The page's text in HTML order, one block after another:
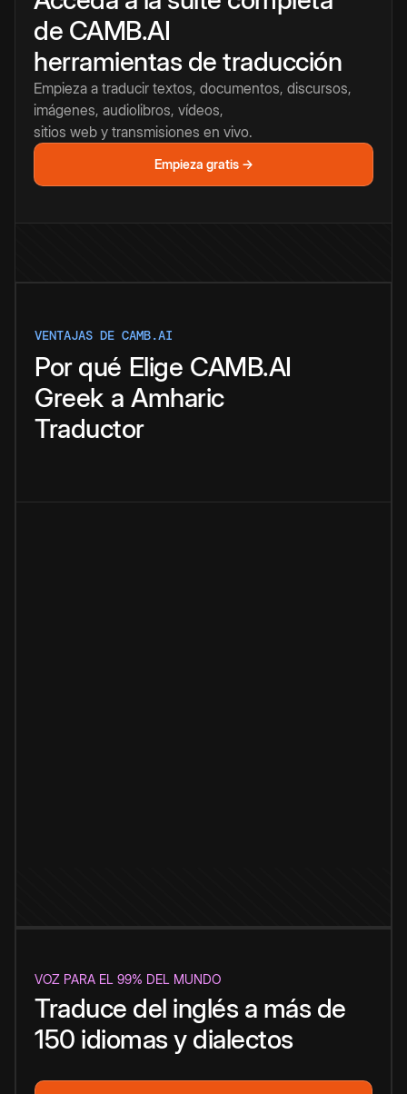
de CAMB.AI
herramientas de traducción
Empieza a traducir textos, documentos, discursos,
imágenes, audiolibros, vídeos,
sitios web y transmisiones en vivo.
Empieza gratis →
VENTAJAS DE CAMB.AI
Por qué Elige CAMB.AI
Greek a Amharic
Traductor
VOZ PARA EL 99% DEL MUNDO
Traduce del inglés a más de
150 idiomas y dialectos